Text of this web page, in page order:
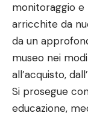
monitoraggio e
arricchite da
da un
museo nei
all’acquisto,
Si prosegue
educazione,